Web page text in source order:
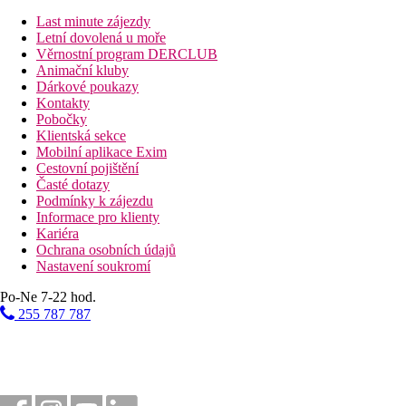
415 km
Brno
355 km
Bratislava
Fotogalerie
Last minute zájezdy
Letní dovolená u moře
Věrnostní program DERCLUB
Animační kluby
Dárkové poukazy
Kontakty
Pobočky
Klientská sekce
Mobilní aplikace Exim
Cestovní pojištění
Časté dotazy
Podmínky k zájezdu
Informace pro klienty
Kariéra
Ochrana osobních údajů
Nastavení soukromí
Po-Ne 7-22 hod.
255 787 787